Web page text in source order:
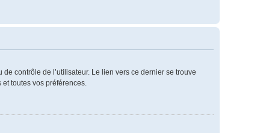
contrôle de l’utilisateur. Le lien vers ce dernier se trouve
toutes vos préférences.